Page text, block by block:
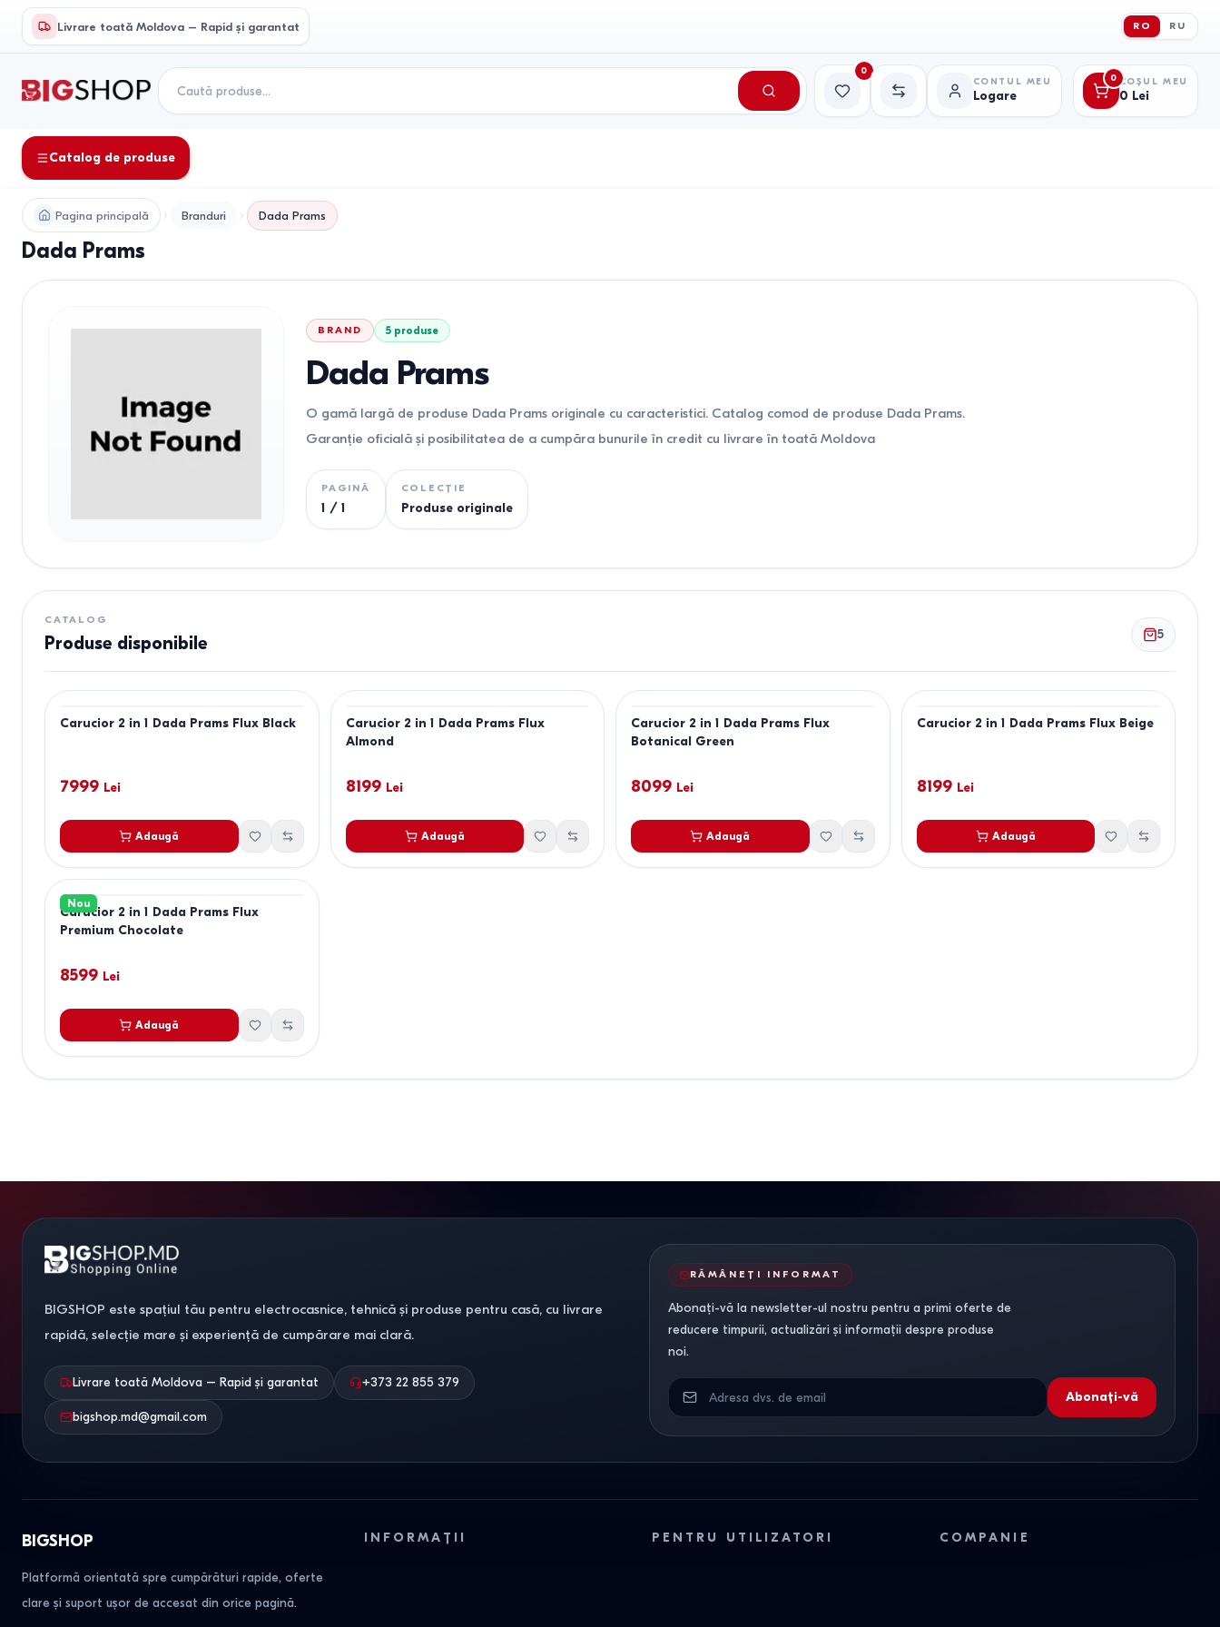
Livrare toată Moldova – Rapid și garantat RO RU
Favorite
0
Comparație
CONTUL MEU
Logare
0 COȘUL MEU
0 Lei
Catalog de produse
Pagina principală Branduri Dada Prams
Dada Prams
BRAND 5 produse
Dada Prams
O gamă largă de produse Dada Prams originale cu caracteristici. Catalog comod de produse Dada Prams.
Garanție oficială și posibilitatea de a cumpăra bunurile în credit cu livrare în toată Moldova
PAGINĂ
1 / 1
COLECȚIE
Produse originale
CATALOG
Produse disponibile 5
Carucior 2 in 1 Dada Prams Flux Black
7999 Lei
Adaugă
Carucior 2 in 1 Dada Prams Flux
Almond
8199 Lei
Adaugă
Carucior 2 in 1 Dada Prams Flux
Botanical Green
8099 Lei
Adaugă
Carucior 2 in 1 Dada Prams Flux Beige
8199 Lei
Adaugă
Nou
Carucior 2 in 1 Dada Prams Flux
Premium Chocolate
8599 Lei
Adaugă
BIGSHOP este spațiul tău pentru electrocasnice, tehnică și produse pentru casă, cu livrare
rapidă, selecție mare și experiență de cumpărare mai clară.
Livrare toată Moldova – Rapid și garantat +373 22 855 379
bigshop.md@gmail.com
RĂMÂNEȚI INFORMAT
Abonați-vă la newsletter-ul nostru pentru a primi oferte de
reducere timpurii, actualizări și informații despre produse
noi.
Abonați-vă
BIGSHOP
Platformă orientată spre cumpărături rapide, oferte
clare și suport ușor de accesat din orice pagină.
INFORMAȚII PENTRU UTILIZATORI COMPANIE